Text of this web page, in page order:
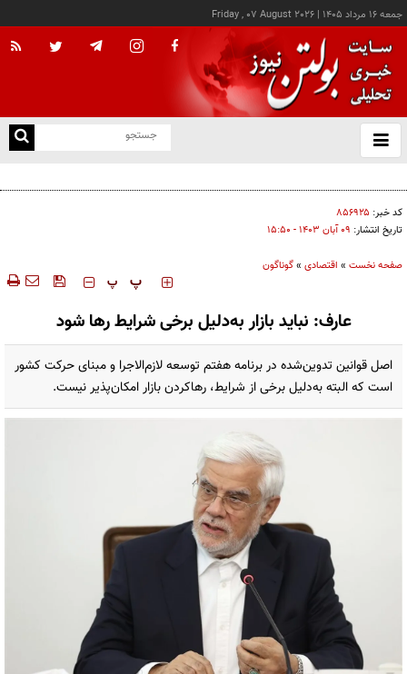
جمعه ۱۶ مرداد ۱۴۰۵ |
Friday , 07 August 2026
باز
و
کد خبر: ۸۵۶۹۲۵
تاریخ انتشار: ۰۹ آبان ۱۴۰۳ - ۱۵:۵۰
صفحه نخست » اقتصادی »گوناگون
‍‍‍ پ پ
عارف: نباید بازار به‌دلیل برخی شرایط رها شود
اصل قوانین تدوین‌شده در برنامه هفتم توسعه لازم‌الاجرا و مبنای حرکت کشور
است که البته به‌دلیل برخی از شرایط، رهاکردن بازار امکان‌پذیر نیست.